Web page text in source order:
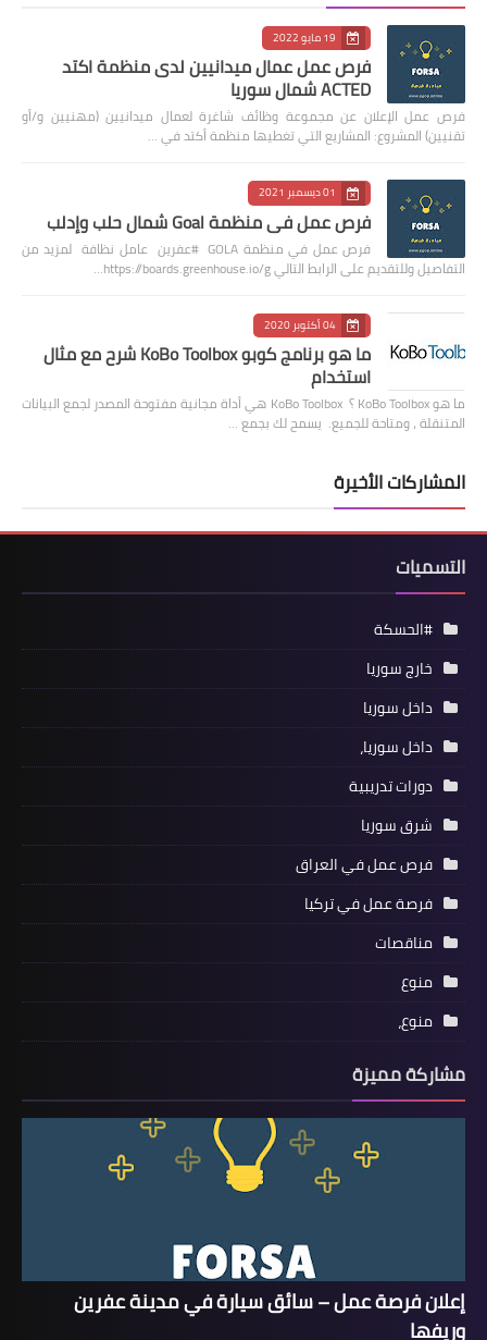
19 مايو 2022
فرص عمل عمال ميدانيين لدى منظمة اكتد
ACTED شمال سوريا
فرص عمل الإعلان عن مجموعة وظائف شاغرة لعمال ميدانيين (مهنيين و/أو
تقنيين) المشروع: المشاريع التي تغطيها منظمة أكتد في …
01 ديسمبر 2021
فرص عمل في منظمة Goal شمال حلب وإدلب
فرص عمل في منظمة GOLA #عفرين عامل نظافة لمزيد من
التفاصيل وللتقديم على الرابط التالي https://boards.greenhouse.io/g…
04 أكتوبر 2020
ما هو برنامج كوبو KoBo Toolbox شرح مع مثال
استخدام
ما هو KoBo Toolbox ؟ KoBo Toolbox هي أداة مجانية مفتوحة المصدر لجمع البيانات
المتنقلة ، ومتاحة للجميع. يسمح لك بجمع …
المشاركات الأخيرة
التسميات
#الحسكة
خارج سوريا
داخل سوريا
داخل سوريا،
دورات تدريبية
شرق سوريا
فرص عمل في العراق
فرصة عمل في تركيا
مناقصات
منوع
منوع،
مشاركة مميزة
إعلان فرصة عمل – سائق سيارة في مدينة عفرين
وريفها